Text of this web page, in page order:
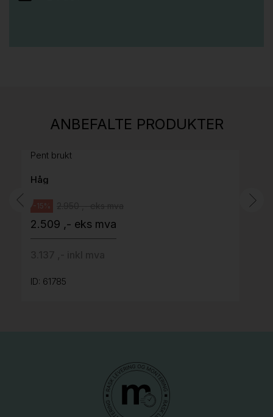
ANBEFALTE PRODUKTER
H05 5600 Swingback-armlene Mørk
Pent brukt
Håg
-15%
2.509 ,- eks mva
ID: 61785